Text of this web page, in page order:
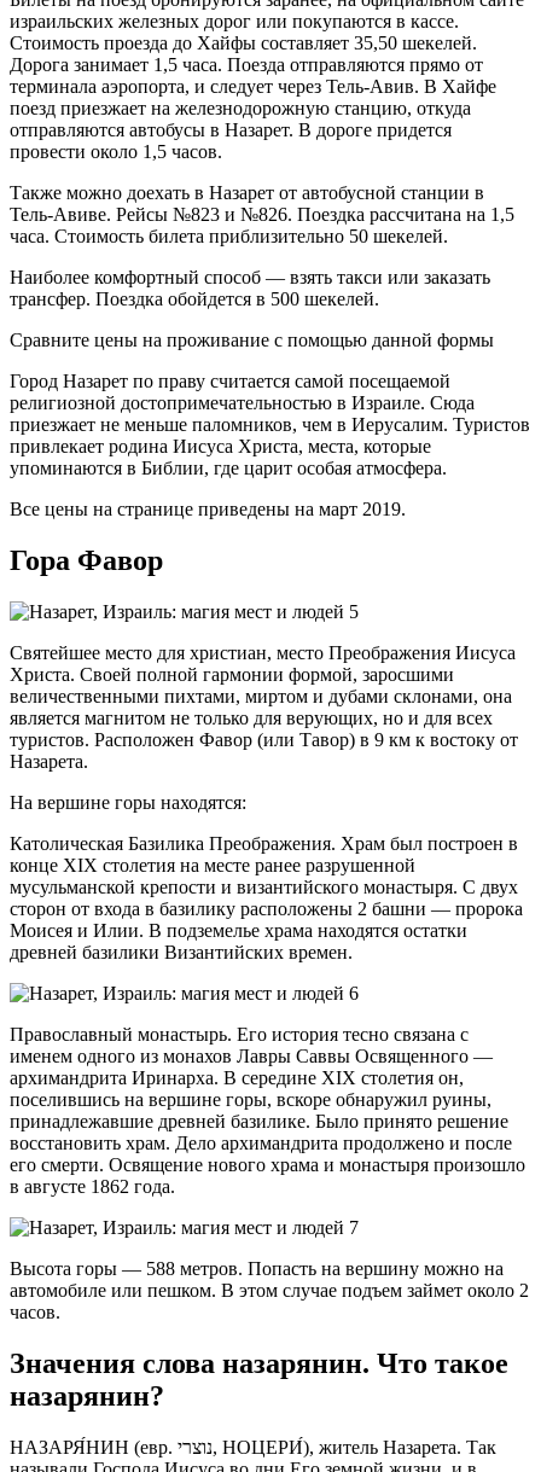
израильских железных дорог или покупаются в кассе.
Стоимость проезда до Хайфы составляет 35,50 шекелей.
Дорога занимает 1,5 часа. Поезда отправляются прямо от
терминала аэропорта, и следует через Тель-Авив. В Хайфе
поезд приезжает на железнодорожную станцию, откуда
отправляются автобусы в Назарет. В дороге придется
провести около 1,5 часов.
Также можно доехать в Назарет от автобусной станции в
Тель-Авиве. Рейсы №823 и №826. Поездка рассчитана на 1,5
часа. Стоимость билета приблизительно 50 шекелей.
Наиболее комфортный способ — взять такси или заказать
трансфер. Поездка обойдется в 500 шекелей.
Сравните цены на проживание с помощью данной формы
Город Назарет по праву считается самой посещаемой
религиозной достопримечательностью в Израиле. Сюда
приезжает не меньше паломников, чем в Иерусалим. Туристов
привлекает родина Иисуса Христа, места, которые
упоминаются в Библии, где царит особая атмосфера.
Все цены на странице приведены на март 2019.
Гора Фавор
Святейшее место для христиан, место Преображения Иисуса
Христа. Своей полной гармонии формой, заросшими
величественными пихтами, миртом и дубами склонами, она
является магнитом не только для верующих, но и для всех
туристов. Расположен Фавор (или Тавор) в 9 км к востоку от
Назарета.
На вершине горы находятся:
Католическая Базилика Преображения. Храм был построен в
конце XIX столетия на месте ранее разрушенной
мусульманской крепости и византийского монастыря. С двух
сторон от входа в базилику расположены 2 башни — пророка
Моисея и Илии. В подземелье храма находятся остатки
древней базилики Византийских времен.
Православный монастырь. Его история тесно связана с
именем одного из монахов Лавры Саввы Освященного —
архимандрита Иринарха. В середине XIX столетия он,
поселившись на вершине горы, вскоре обнаружил руины,
принадлежавшие древней базилике. Было принято решение
восстановить храм. Дело архимандрита продолжено и после
его смерти. Освящение нового храма и монастыря произошло
в августе 1862 года.
Высота горы — 588 метров. Попасть на вершину можно на
автомобиле или пешком. В этом случае подъем займет около 2
часов.
Значения слова назарянин. Что такое
назарянин?
НАЗАРЯ́НИН (евр. נוצרי, НОЦЕРИ́), житель Назарета. Так